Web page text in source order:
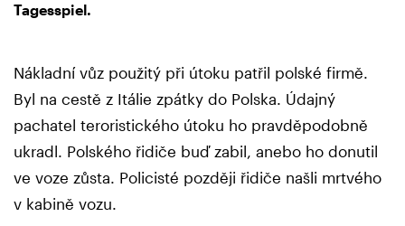
Tagesspiel.
Nákladní vůz použitý při útoku patřil polské firmě.
Byl na cestě z Itálie zpátky do Polska. Údajný
pachatel teroristického útoku ho pravděpodobně
ukradl. Polského řidiče buď zabil, anebo ho donutil
ve voze zůsta. Policisté později řidiče našli mrtvého
v kabině vozu.